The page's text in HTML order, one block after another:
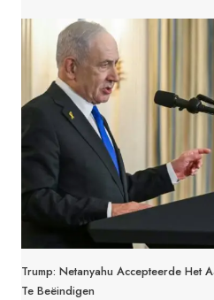
Trump: Netanyahu Accepteerde Het
Te Beëindigen